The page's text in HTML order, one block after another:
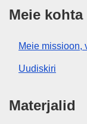
Meie kohta
Meie missioon,
Uudiskiri
Materjalid